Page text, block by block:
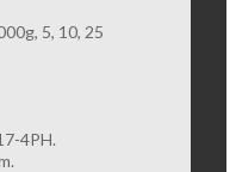
5, 10, 25
4PH.